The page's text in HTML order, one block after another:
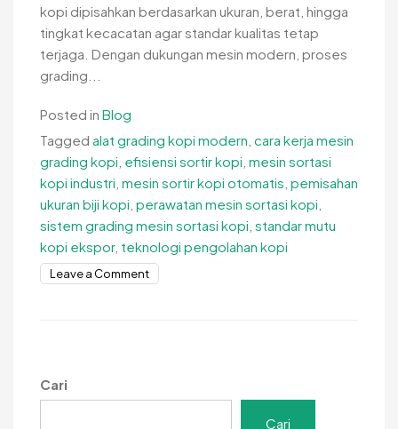
kopi dipisahkan berdasarkan ukuran, berat, hingga
tingkat kecacatan agar standar kualitas tetap
terjaga. Dengan dukungan mesin modern, proses
grading...
Posted in Blog
Tagged alat grading kopi modern cara kerja mesin
grading kopi efisiensi sortir kopi mesin sortasi
kopi industri mesin sortir kopi otomatis pemisahan
ukuran biji kopi perawatan mesin sortasi kopi
sistem grading mesin sortasi kopi standar mutu
kopi ekspor, teknologi pengolahan kopi
Leave a Commenton
untuk
Cari
Cari